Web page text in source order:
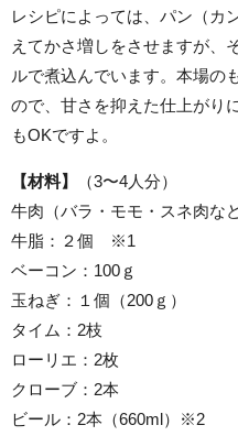
レシピによっては、パン（カ
えてかさ増しをさせますが、
ルで煮込んでいます。本場の
ので、甘さを抑えた仕上がり
もOKですよ。
【材料】
（3〜4人分）
牛肉（バラ・モモ・スネ肉な
牛脂：２個 ※1
ベーコン：100ｇ
玉ねぎ：１個（200ｇ）
タイム：2枝
ローリエ：2枚
クローブ：2本
ビール：2本（660ml）※2